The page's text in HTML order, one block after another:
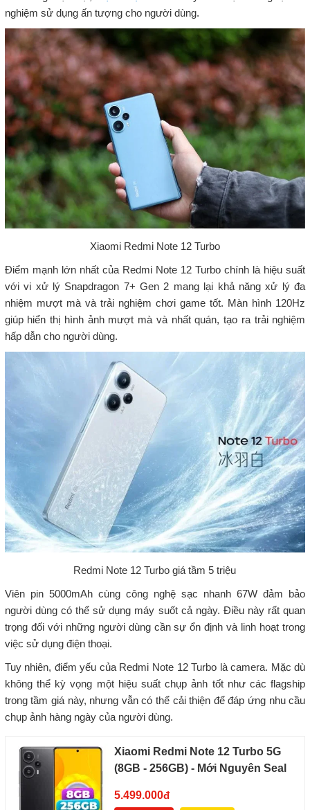
nghiệm sử dụng ấn tượng cho người dùng.
Xiaomi Redmi Note 12 Turbo
Điểm mạnh lớn nhất của Redmi Note 12 Turbo chính là hiệu suất
với vi xử lý Snapdragon 7+ Gen 2 mang lại khả năng xử lý đa
nhiệm mượt mà và trải nghiệm chơi game tốt. Màn hình 120Hz
giúp hiển thị hình ảnh mượt mà và nhất quán, tạo ra trải nghiệm
hấp dẫn cho người dùng.
Redmi Note 12 Turbo giá tầm 5 triệu
Viên pin 5000mAh cùng công nghệ sạc nhanh 67W đảm bảo
người dùng có thể sử dụng máy suốt cả ngày. Điều này rất quan
trọng đối với những người dùng cần sự ổn định và linh hoạt trong
việc sử dụng điện thoại.
Tuy nhiên, điểm yếu của Redmi Note 12 Turbo là camera. Mặc dù
không thể kỳ vọng một hiệu suất chụp ảnh tốt như các flagship
trong tầm giá này, nhưng vẫn có thể cải thiện để đáp ứng nhu cầu
chụp ảnh hàng ngày của người dùng.
Xiaomi Redmi Note 12 Turbo 5G
(8GB - 256GB) - Mới Nguyên Seal
5.499.000đ